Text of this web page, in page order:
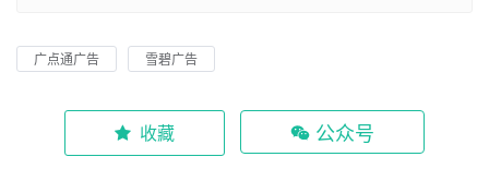
广点通广告 雪碧广告
收藏 公众号